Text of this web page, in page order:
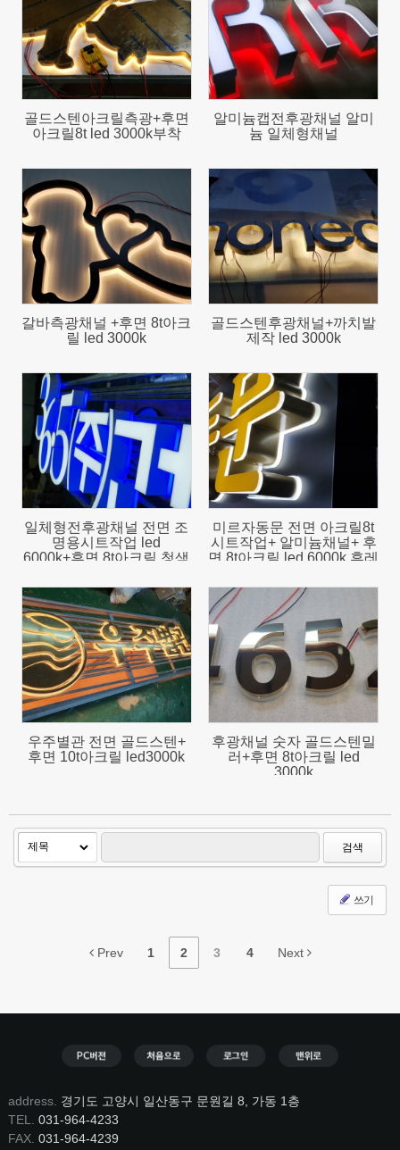
1891
골드스텐아크릴측광+후면
아크릴8t led 3000k부착
2322
알미늄캡전후광채널 알미
늄 일체형채널
2105
갈바측광채널 +후면 8t아크
릴 led 3000k
골드스텐후광채널+까치발
제작 led 3000k
2224
일체형전후광채널 전면 조
명용시트작업 led
6000k+후면 8t아크릴 청색
2221
미르자동문 전면 아크릴8t
시트작업+ 알미늄채널+ 후
면 8t아크릴 led 6000k 후레
2000
우주별관 전면 골드스텐+
후면 10t아크릴 led3000k
2462
후광채널 숫자 골드스텐밀
러+후면 8t아크릴 led
3000k
검색
쓰기
Prev 1 2 3 4 Next
address. 경기도 고양시 일산동구 문원길 8, 가동 1층
TEL.
031-964-4233
FAX. 031-964-4239